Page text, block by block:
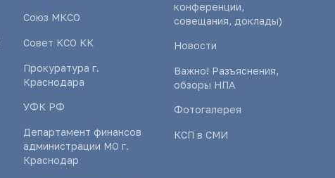
Союз МКСО
Совет КСО КК
Прокуратура г.
Краснодара
УФК РФ
Департамент финансов
администрации МО г.
Краснодар
конференции,
совещания, доклады)
Новости
Важно! Разъяснения,
обзоры НПА
Фотогалерея
КСП в СМИ